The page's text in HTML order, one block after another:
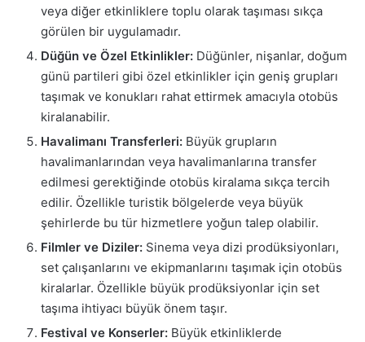
veya diğer etkinliklere toplu olarak taşıması sıkça
görülen bir uygulamadır.
Düğün ve Özel Etkinlikler: Düğünler, nişanlar, doğum
günü partileri gibi özel etkinlikler için geniş grupları
taşımak ve konukları rahat ettirmek amacıyla otobüs
kiralanabilir.
Havalimanı Transferleri: Büyük grupların
havalimanlarından veya havalimanlarına transfer
edilmesi gerektiğinde otobüs kiralama sıkça tercih
edilir. Özellikle turistik bölgelerde veya büyük
şehirlerde bu tür hizmetlere yoğun talep olabilir.
Filmler ve Diziler: Sinema veya dizi prodüksiyonları,
set çalışanlarını ve ekipmanlarını taşımak için otobüs
kiralarlar. Özellikle büyük prodüksiyonlar için set
taşıma ihtiyacı büyük önem taşır.
Festival ve Konserler: Büyük etkinliklerde